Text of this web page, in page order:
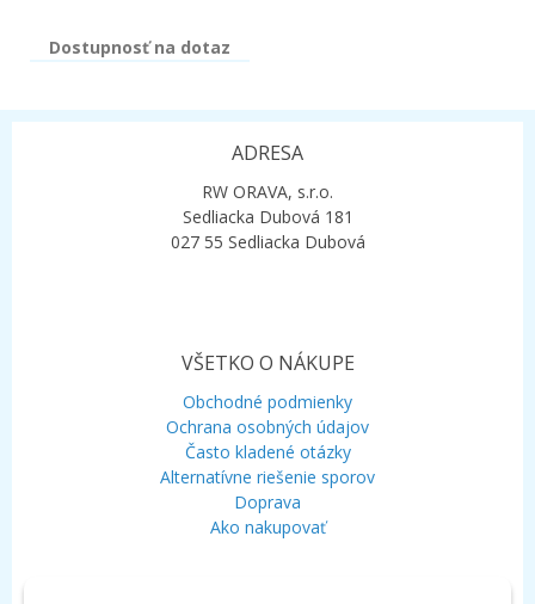
Dostupnosť na dotaz
ADRESA
RW ORAVA, s.r.o.
Sedliacka Dubová 181
027 55 Sedliacka Dubová
VŠETKO O NÁKUPE
Obchodné podmienky
Ochrana osobných údajov
Často kladené otázky
Alternatívne riešenie sporov
Doprava
Ako nakupovať